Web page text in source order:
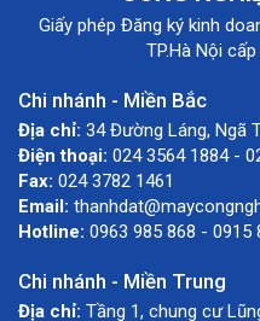
Giấy phép Đăng ký kinh
TP.Hà Nội
Chi nhánh - Miền Bắc
Địa chỉ: 34 Đường Láng, Ngã
Điện thoại: 024 3564 1884 -
Fax: 024 3782 1461
Email:
Hotline: 0963 985 868 - 0915
Chi nhánh - Miền Trung
Địa chỉ: Tầng 1, chung cư